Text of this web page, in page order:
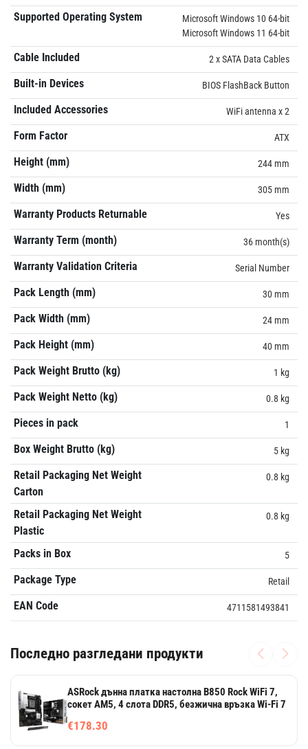
Supported Operating System
Microsoft Windows 10 64-bit
Microsoft Windows 11 64-bit
Cable Included 2 x SATA Data Cables
Built-in Devices BIOS FlashBack Button
Included Accessories WiFi antenna x 2
Form Factor ATX
Height (mm) 244 mm
Width (mm) 305 mm
Warranty Products Returnable Yes
Warranty Term (month) 36 month(s)
Warranty Validation Criteria Serial Number
Pack Length (mm) 30 mm
Pack Width (mm) 24 mm
Pack Height (mm) 40 mm
Pack Weight Brutto (kg) 1 kg
Pack Weight Netto (kg) 0.8 kg
Pieces in pack 1
Box Weight Brutto (kg) 5 kg
Retail Packaging Net Weight
Carton
0.8 kg
Retail Packaging Net Weight
Plastic
0.8 kg
Packs in Box 5
Package Type Retail
EAN Code 4711581493841
Последно разгледани продукти
ASRock дънна платка настолна B850 Rock WiFi 7,
сокет AM5, 4 слота DDR5, безжична връзка Wi-Fi 7
€178.30